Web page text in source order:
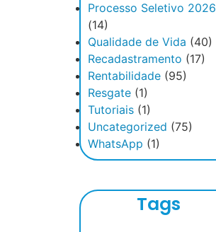
Processo Seletivo 2026
(14)
Qualidade de Vida (40)
Recadastramento (17)
Rentabilidade (95)
Resgate (1)
Tutoriais (1)
Uncategorized (75)
WhatsApp (1)
Tags